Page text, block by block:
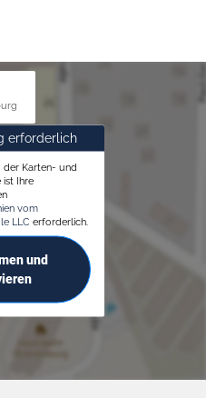
erforderlich
der Karten- und
ist Ihre
vom
LLC erforderlich.
und